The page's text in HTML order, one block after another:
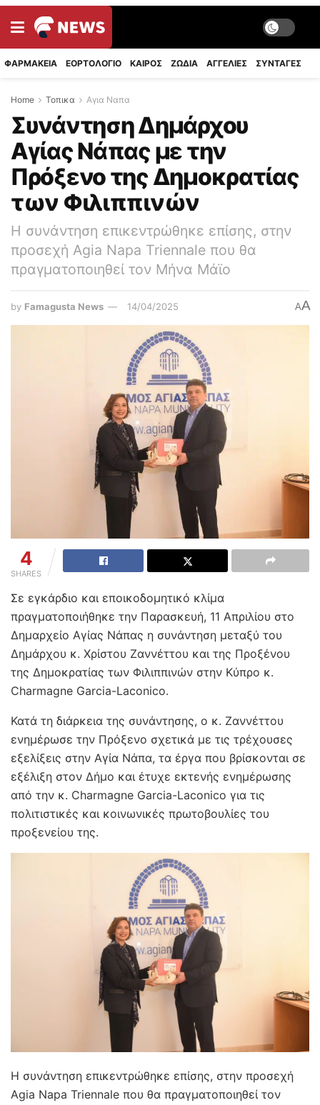
ΦΑΡΜΑΚΕΙΑ ΕΟΡΤΟΛΟΓΙΟ ΚΑΙΡΟΣ ΖΩΔΙΑ ΑΓΓΕΛΙΕΣ ΣΥΝΤΑΓΈΣ
Home Τοπικα Αγια Ναπα
Συνάντηση Δημάρχου
Αγίας Νάπας με την
Πρόξενο της Δημοκρατίας
των Φιλιππινών
Η συνάντηση επικεντρώθηκε επίσης, στην
προσεχή Agia Napa Triennale που θα
πραγματοποιηθεί τον Μήνα Μάϊο
by Famagusta News 14/04/2025 AA
4
SHARES
Σε εγκάρδιο και εποικοδομητικό κλίμα
πραγματοποιήθηκε την Παρασκευή, 11 Απριλίου στο
Δημαρχείο Αγίας Νάπας η συνάντηση μεταξύ του
Δημάρχου κ. Χρίστου Ζαννέττου και της Προξένου
της Δημοκρατίας των Φιλιππινών στην Κύπρο κ.
Charmagne Garcia-Laconico.
Κατά τη διάρκεια της συνάντησης, ο κ. Ζαννέττου
ενημέρωσε την Πρόξενο σχετικά με τις τρέχουσες
εξελίξεις στην Αγία Νάπα, τα έργα που βρίσκονται σε
εξέλιξη στον Δήμο και έτυχε εκτενής ενημέρωσης
από την κ. Charmagne Garcia-Laconico για τις
πολιτιστικές και κοινωνικές πρωτοβουλίες του
προξενείου της.
Η συνάντηση επικεντρώθηκε επίσης, στην προσεχή
Agia Napa Triennale που θα πραγματοποιηθεί τον